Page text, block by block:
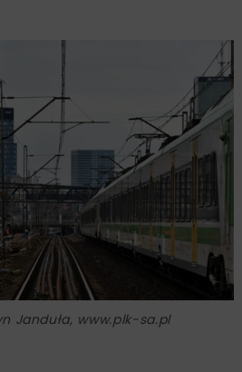
Janduła, www.plk-sa.pl